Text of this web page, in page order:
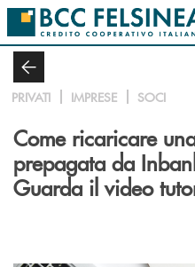
Salta al contenuto principale
PRIVATI IMPRESE SOCI
Come ricaricare
prepagata da
Guarda il video